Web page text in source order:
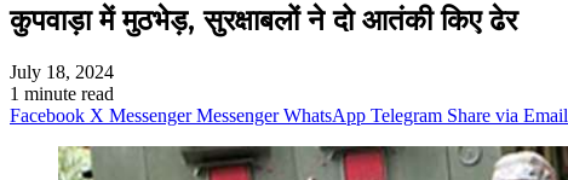
कुपवाड़ा में मुठभेड़, सुरक्षाबलों ने दो आतंकी किए ढेर
July 18, 2024
1 minute read
Facebook X Messenger Messenger WhatsApp Telegram Share via Email